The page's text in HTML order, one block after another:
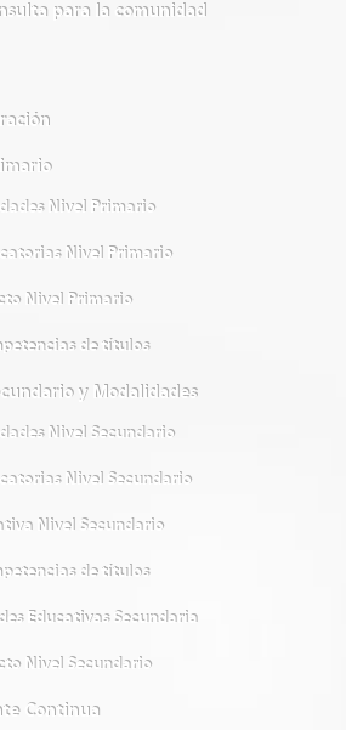
para la comunidad
Nivel Primario
Nivel Primario
Nivel Primario
de títulos
y Modalidades
Nivel Secundario
Nivel Secundario
Nivel Secundario
de títulos
Educativas Secundaria
Nivel Secundario
Continua